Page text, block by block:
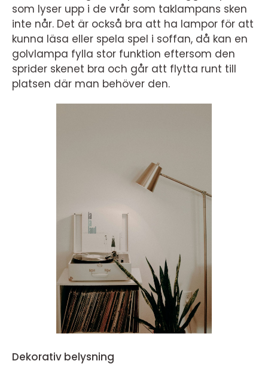
som lyser upp i de vrår som taklampans sken
inte når. Det är också bra att ha lampor för att
kunna läsa eller spela spel i soffan, då kan en
golvlampa fylla stor funktion eftersom den
sprider skenet bra och går att flytta runt till
platsen där man behöver den.
Dekorativ belysning